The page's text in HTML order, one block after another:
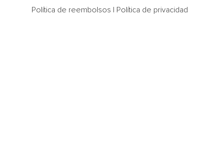
Política de reembolsos | Política de privacidad